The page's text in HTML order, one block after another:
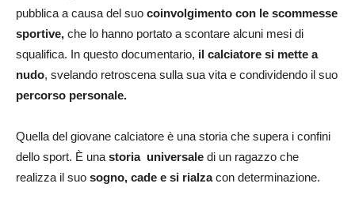
pubblica a causa del suo coinvolgimento con le scommesse
sportive, che lo hanno portato a scontare alcuni mesi di
squalifica. In questo documentario, il calciatore si mette a
nudo, svelando retroscena sulla sua vita e condividendo il suo
percorso personale.
Quella del giovane calciatore è una storia che supera i confini
dello sport. È una storia universale di un ragazzo che
realizza il suo sogno, cade e si rialzacon determinazione.